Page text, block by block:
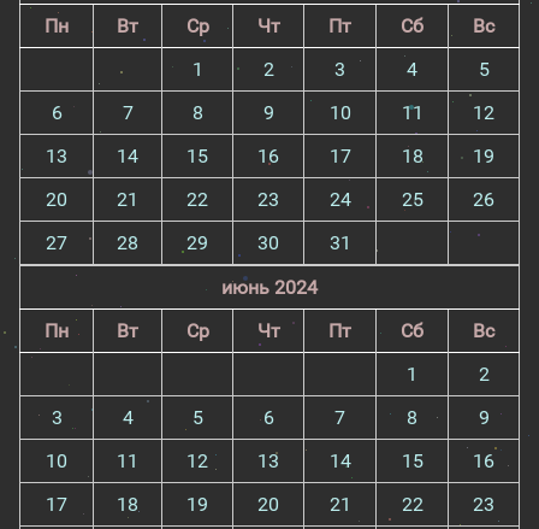
Пн
Вт Ср Чт Пт Сб
Вс
1
2 3 4
5
6
7 8 9 10 11
12
13
14 15 16 17 18
19
20
21 22 23 24 25
26
27
28 29 30
31
июнь 2024
Пн
Вт Ср Чт Пт Сб
Вс
1
2
3
4 5 6 7 8
9
10
11 12 13 14 15
16
17
18 19 20 21 22
23